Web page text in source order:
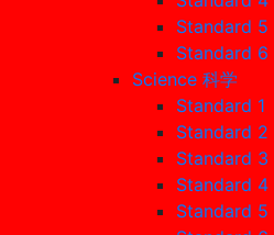
Standard 5
Standard 6
Science 科学
Standard 1
Standard 2
Standard 3
Standard 4
Standard 5